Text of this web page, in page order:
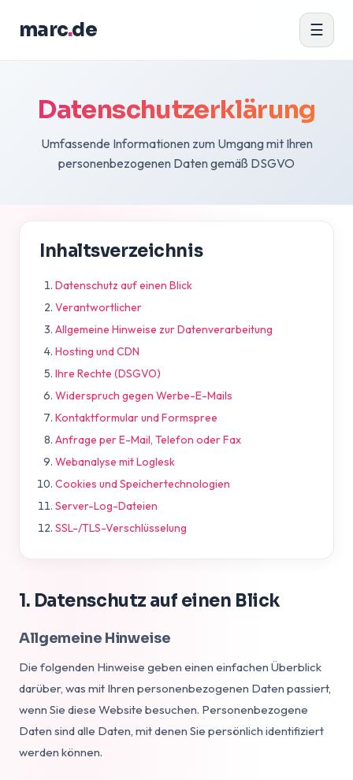
marc.de ☰
Datenschutzerklärung
Umfassende Informationen zum Umgang mit Ihren
personenbezogenen Daten gemäß DSGVO
Inhaltsverzeichnis
Datenschutz auf einen Blick
Verantwortlicher
Allgemeine Hinweise zur Datenverarbeitung
Hosting und CDN
Ihre Rechte (DSGVO)
Widerspruch gegen Werbe-E-Mails
Kontaktformular und Formspree
Anfrage per E-Mail, Telefon oder Fax
Webanalyse mit Loglesk
Cookies und Speichertechnologien
Server-Log-Dateien
SSL-/TLS-Verschlüsselung
1. Datenschutz auf einen Blick
Allgemeine Hinweise
Die folgenden Hinweise geben einen einfachen Überblick
darüber, was mit Ihren personenbezogenen Daten passiert,
wenn Sie diese Website besuchen. Personenbezogene
Daten sind alle Daten, mit denen Sie persönlich identifiziert
werden können.